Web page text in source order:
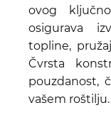
ovog
osigurava
topline,
Čvrsta
pouzdanost,
vašem roštilju.